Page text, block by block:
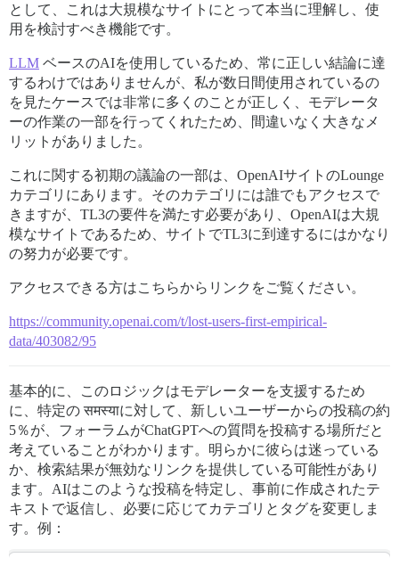
として、これは大規模なサイトにとって本当に理解し、使
用を検討すべき機能です。
LLM ベースのAIを使用しているため、常に正しい結論に達
するわけではありませんが、私が数日間使用されているの
を見たケースでは非常に多くのことが正しく、モデレータ
ーの作業の一部を行ってくれたため、間違いなく大きなメ
リットがありました。
これに関する初期の議論の一部は、OpenAIサイトのLounge
カテゴリにあります。そのカテゴリには誰でもアクセスで
きますが、TL3の要件を満たす必要があり、OpenAIは大規
模なサイトであるため、サイトでTL3に到達するにはかなり
の努力が必要です。
アクセスできる方はこちらからリンクをご覧ください。
https://community.openai.com/t/lost-users-first-empirical-
data/403082/95
基本的に、このロジックはモデレーターを支援するため
に、特定の समस्याに対して、新しいユーザーからの投稿の約
5％が、フォーラムがChatGPTへの質問を投稿する場所だと
考えていることがわかります。明らかに彼らは迷っている
か、検索結果が無効なリンクを提供している可能性があり
ます。AIはこのような投稿を特定し、事前に作成されたテ
キストで返信し、必要に応じてカテゴリとタグを変更しま
す。例：